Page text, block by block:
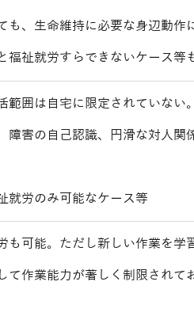
も、生命維持に必要な身辺動
祉就労すらできないケース等
範囲は自宅に限定されていな
障害の自己認識、円滑な対人
就労のみ可能なケース等
も可能。ただし新しい作業を
て作業能力が著しく制限され